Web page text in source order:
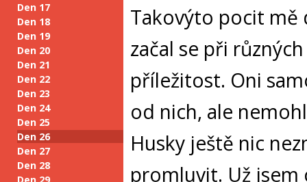
Den 17
Den 18
Den 19
Den 20
Den 21
Den 22
Den 23
Den 24
Den 25
Den 26
Den 27
Den 28
Takovýto pocit mě
začal se při
příležitost. Oni
od nich, ale
Husky ještě nic
promluvit. Už